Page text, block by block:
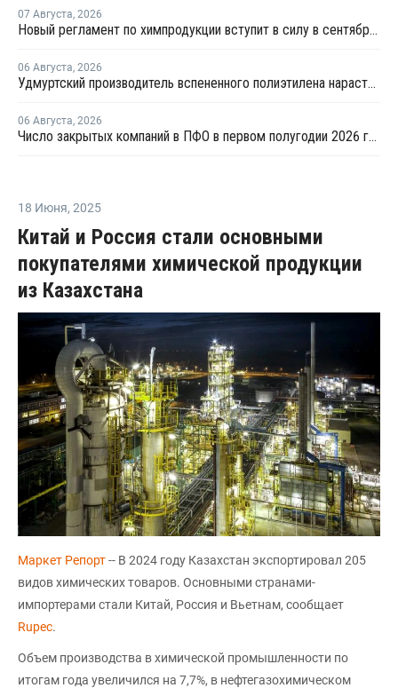
07 Августа, 2026
Новый регламент по химпродукции вступит в силу в сентябре 2027 года
06 Августа, 2026
Удмуртский производитель вспененного полиэтилена нарастит выпуск на 15%
06 Августа, 2026
Число закрытых компаний в ПФО в первом полугодии 2026 года вдвое превысило число новых
18 Июня, 2025
Китай и Россия стали основными
покупателями химической продукции
из Казахстана
Маркет Репорт-- В 2024 году Казахстан экспортировал 205
видов химических товаров. Основными странами-
импортерами стали Китай, Россия и Вьетнам, сообщает
Rupec.
Объем производства в химической промышленности по
итогам года увеличился на 7,7%, в нефтегазохимическом